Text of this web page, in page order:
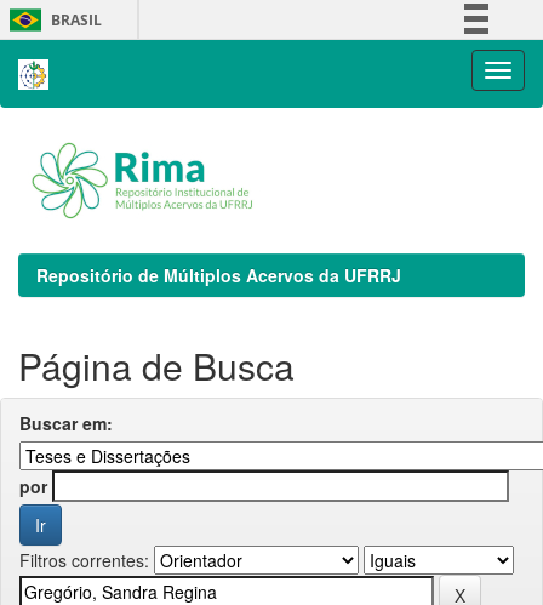
Skip
navigation
BRASIL
Repositório de Múltiplos Acervos da UFRRJ
Página de Busca
Buscar em:
por
Filtros correntes: